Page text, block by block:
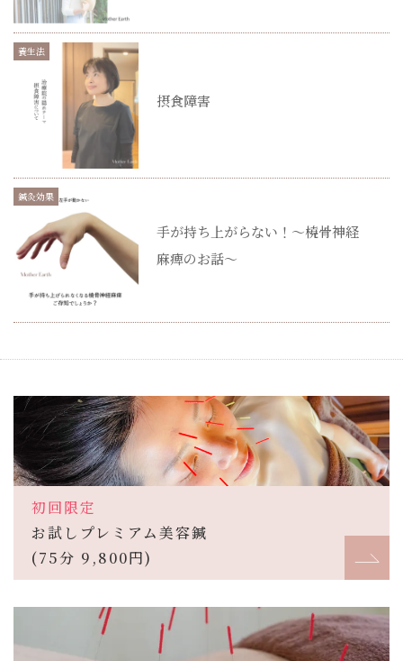
養生法
摂食障害
鍼灸効果
手が持ち上がらない！～橈骨神経
麻痺のお話～
初回限定
お試しプレミアム美容鍼
(75分 9,800円)